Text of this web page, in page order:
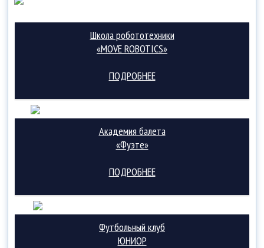
Школа робототехники
«MOVE ROBOTICS»
ПОДРОБНЕЕ
Академия балета
«Фуэте»
ПОДРОБНЕЕ
Футбольный клуб
ЮНИОР